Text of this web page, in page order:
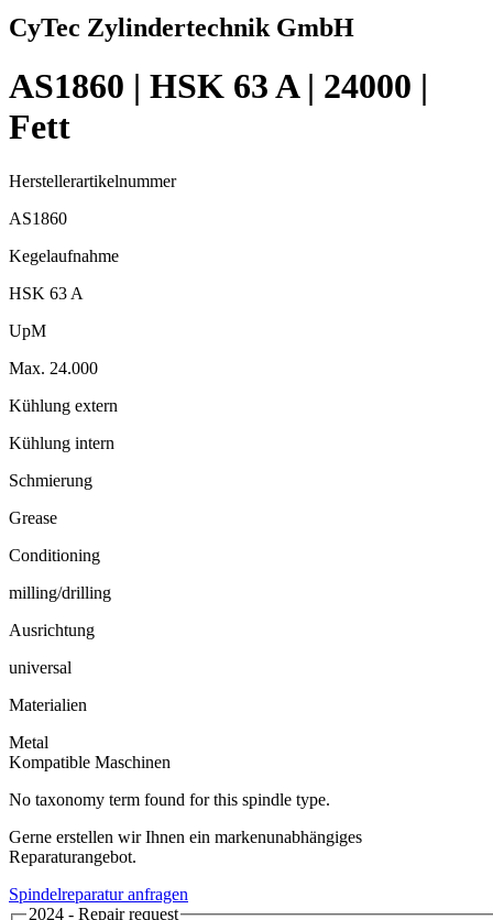
CyTec Zylindertechnik GmbH
AS1860 | HSK 63 A | 24000 |
Fett
Herstellerartikelnummer
AS1860
Kegelaufnahme
HSK 63 A
UpM
Max. 24.000
Kühlung extern
Kühlung intern
Schmierung
Grease
Conditioning
milling/drilling
Ausrichtung
universal
Materialien
Metal
Kompatible Maschinen
No taxonomy term found for this spindle type.
Gerne erstellen wir Ihnen ein markenunabhängiges
Reparaturangebot.
Spindelreparatur anfragen
2024 - Repair request